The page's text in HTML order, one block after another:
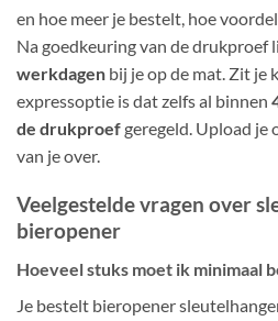
en hoe meer je bestelt, hoe
Na goedkeuring van de drukproef
werkdagen bij je op de mat. Zit je
expressoptie is dat zelfs al binnen
de drukproefgeregeld. Upload je
van je over.
Veelgestelde vragen over
bieropener
Hoeveel stuks moet ik minimaal
Je bestelt bieropener